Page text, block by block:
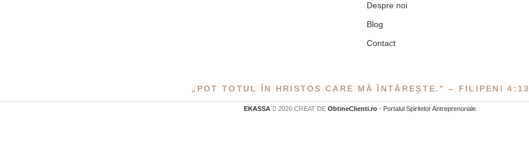
Despre noi
Blog
Contact
„POT TOTUL ÎN HRISTOS CARE MĂ ÎNTĂREȘTE.” – FILIPENI 4:13
EKASSA 2026 CREAT DE ObtineClienti.ro - Portalul Spiritelor Antreprenoriale